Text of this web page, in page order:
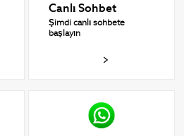
Canlı Sohbet
Şimdi canlı sohbete
başlayın